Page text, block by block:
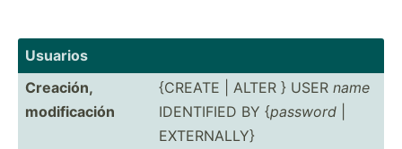
Usuarios
Creación,
modifi­cación
{CREATE | ALTER } USER name
IDENTIFIED BY {password
EXTERNALLY}